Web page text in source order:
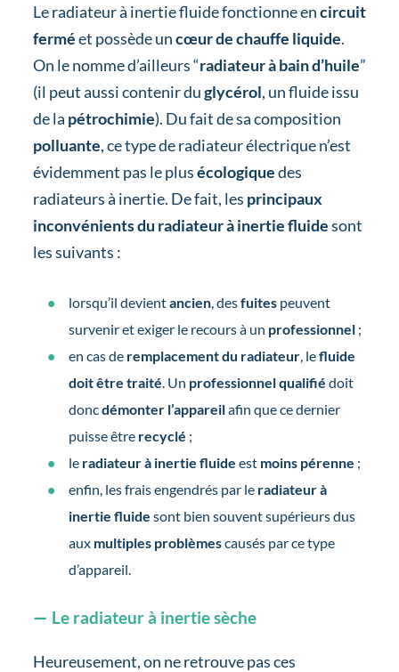
Le radiateur à inertie fluide fonctionne encircuit
ferméet possède uncœur de chauffe liquide.
On le nomme d’ailleurs “radiateur à bain d’huile”
(il peut aussi contenir duglycérol, un fluide issu
de la pétrochimie). Du fait de sa composition
polluante, ce type de radiateur électrique n’est
évidemment pas le plusécologiquedes
radiateurs à inertie. De fait, les principaux
inconvénients du radiateur à inertie fluidesont
les suivants :
lorsqu’il devientancien, desfuites peuvent
survenir et exiger le recours à un professionnel;
en cas de remplacement du radiateur, lefluide
doit être traité . Un professionnel qualifié doit
doncdémonter l’appareilafin que ce dernier
puisse êtrerecyclé ;
le radiateur à inertie fluide estmoins pérenne ;
enfin, les frais engendrés par le radiateur à
inertie fluide sont bien souvent supérieurs dus
aux multiples problèmescausés par ce type
d’appareil.
Le radiateur à inertie sèche
Heureusement, on ne retrouve pas ces